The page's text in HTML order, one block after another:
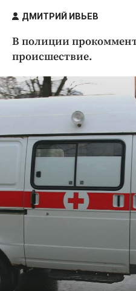
Благоустройство
Культура
Образование
Погода
Праздники
Происшествия
Спорт
Экономика и
ПРОЕКТЫ
Блоги
Издания
Медиаперсона
ДМИТРИЙ ИВЬЕВ
В полиции
происшествие.